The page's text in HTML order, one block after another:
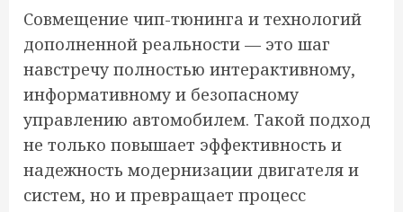
Совмещение чип-тюнинга и технологий
дополненной реальности — это шаг
навстречу полностью интерактивному,
информативному и безопасному
управлению автомобилем. Такой подход
не только повышает эффективность и
надежность модернизации двигателя и
систем, но и превращает процесс